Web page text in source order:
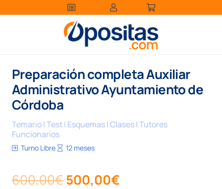
Preparación completa Auxiliar
Administrativo Ayuntamiento de
Córdoba
Temario | Test | Esquemas | Clases | Tutores
Funcionarios
Turno Libre 12 meses
600,00€El
500,00€